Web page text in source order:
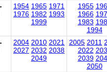
1954 1965 1971
1976 1982 1993
1999
1955
1966
1983
1994
2004 2010 2021
2027 2032 2038
2049
2005 2011
2022
2039
2050